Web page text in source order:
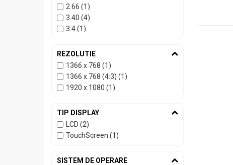
2.66 (1)
3.40 (4)
3.4 (1)
REZOLUTIE
1366 x 768 (1)
1366 x 768 (4:3) (1)
1920 x 1080 (1)
TIP DISPLAY
LCD (2)
TouchScreen (1)
SISTEM DE OPERARE